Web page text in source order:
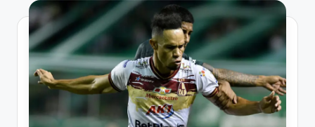
V
n
o
ti